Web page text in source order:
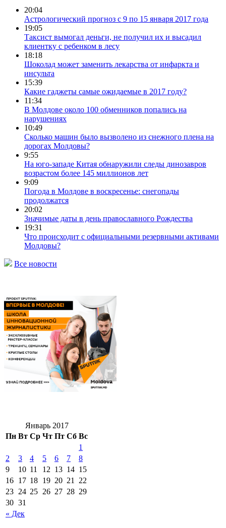
20:04
Астрологический прогноз с 9 по 15 января 2017 года
19:05
Таксист вымогал деньги, не получил их и высадил
клиентку с ребенком в лесу
18:18
Шоколад может заменить лекарства от инфаркта и
инсульта
15:39
Какие гаджеты самые ожидаемые в 2017 году?
11:34
В Молдове около 100 обменников попались на
нарушениях
10:49
Сколько машин было вызволено из снежного плена на
дорогах Молдовы?
9:55
На юго-западе Китая обнаружили следы динозавров
возрастом более 145 миллионов лет
9:09
Погода в Молдове в воскресенье: снегопады
продолжатся
20:02
Значимые даты в день православного Рождества
19:31
Что происходит с официальными резервными активами
Молдовы?
Все новости
Январь 2017
Пн Вт Ср Чт Пт Сб Вс
« Дек
1
2
3 4 5 6 7
8
9
10 11 12 13 14 15
16 17 18 19 20 21
22
23 24 25 26 27 28 29
30 31